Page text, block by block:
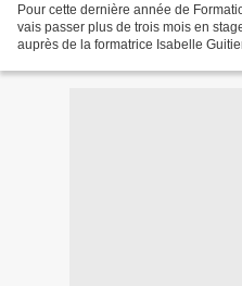
Pour cette dernière année de
vais passer plus de trois mois en
auprès de la formatrice Isabelle